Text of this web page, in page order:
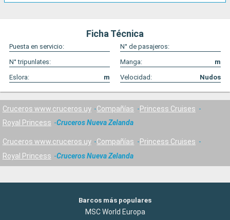
Ficha Técnica
Puesta en servicio:
N° de pasajeros:
N° tripunlates:
Manga:
m
Eslora:
m Velocidad: Nudos
Cruceros www.cruceros.uy Compañías
Princess Cruises
Royal Princess
Cruceros Nueva Zelanda
Cruceros www.cruceros.uy Compañías
Princess Cruises
Royal Princess
Cruceros Nueva Zelanda
Barcos más populares
MSC World Europa